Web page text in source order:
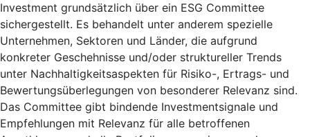
Investment grundsätzlich über ein ESG Committee
sichergestellt. Es behandelt unter anderem spezielle
Unternehmen, Sektoren und Länder, die aufgrund
konkreter Geschehnisse und/oder struktureller Trends
unter Nachhaltigkeitsaspekten für Risiko-, Ertrags- und
Bewertungsüberlegungen von besonderer Relevanz sind.
Das Committee gibt bindende Investmentsignale und
Empfehlungen mit Relevanz für alle betroffenen